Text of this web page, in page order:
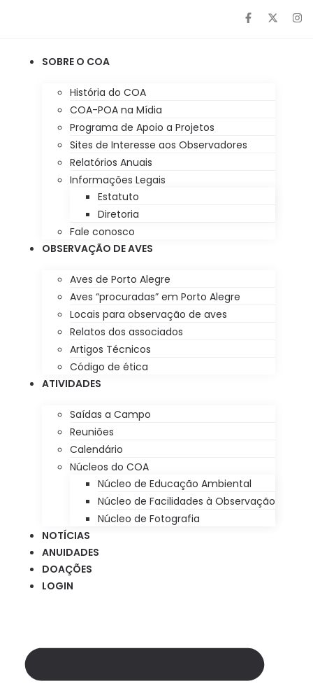
SOBRE O COA
História do COA
COA-POA na Mídia
Programa de Apoio a Projetos
Sites de Interesse aos Observadores
Relatórios Anuais
Informações Legais
Estatuto
Diretoria
Fale conosco
OBSERVAÇÃO DE AVES
Aves de Porto Alegre
Aves “procuradas” em Porto Alegre
Locais para observação de aves
Relatos dos associados
Artigos Técnicos
Código de ética
ATIVIDADES
Saídas a Campo
Reuniões
Calendário
Núcleos do COA
Núcleo de Educação Ambiental
Núcleo de Facilidades à Observação
Núcleo de Fotografia
NOTÍCIAS
ANUIDADES
DOAÇÕES
LOGIN